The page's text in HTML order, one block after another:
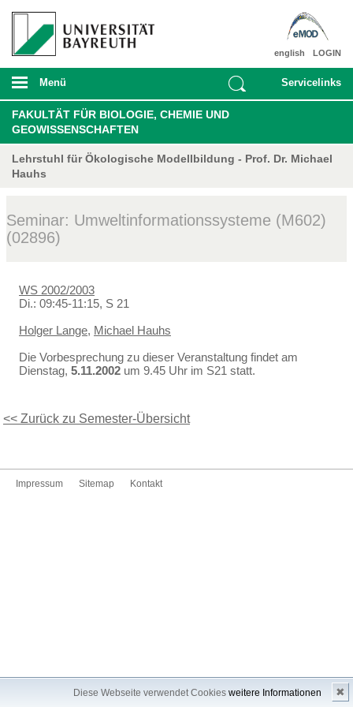
Diese Webseite verwendet Cookies weitere Informationen ✖
LOGIN
english
Menü Servicelinks
FAKULTÄT FÜR BIOLOGIE, CHEMIE UND
GEOWISSENSCHAFTEN
Lehrstuhl für Ökologische Modellbildung - Prof. Dr. Michael
Hauhs
Seminar: Umweltinformationssysteme (M602)
(02896)
WS 2002/2003
Di.: 09:45-11:15, S 21
Holger Lange, Michael Hauhs
Die Vorbesprechung zu dieser Veranstaltung findet am
Dienstag, 5.11.2002 um 9.45 Uhr im S21 statt.
<< Zurück zu Semester-Übersicht
Impressum Sitemap Kontakt